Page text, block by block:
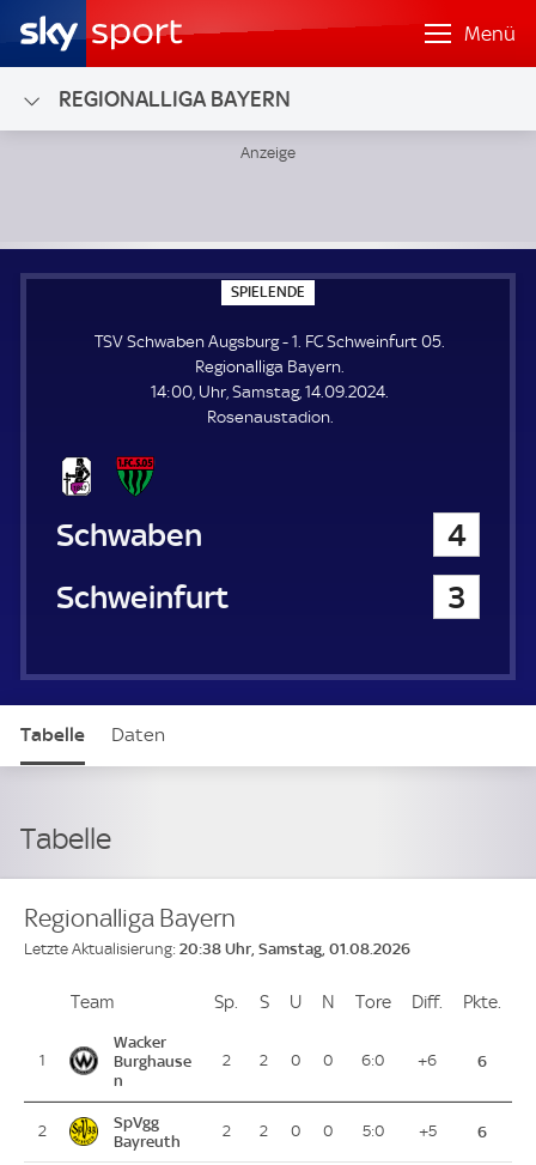
Menü
REGIONALLIGA BAYERN
SPIELENDE
P
E
E
N
D
E
TSV Schwaben Augsburg - 1. FC Schweinfurt 05.
Regionalliga Bayern.
14:00, Uhr, Samstag, 14.09.2024.
Rosenaustadion.
TSV Schwaben Augsburg
4
1. FC Schweinfurt 05
3
Tabelle Daten
Tabelle
Regionalliga Bayern
Letzte Aktualisierung: 20:38 Uhr, Samstag, 01.08.2026
PlatzTeam Sp. Spiele
SSiege
U Unentschieden
N Niederlagen
Tore ToreDiff. Differenz
Pkte.
1
Wacker
Burghause
n
2 2 0 0 6:0 +6 6
2
SpVgg
Bayreuth
2 2 0 0 5:0 +5 6